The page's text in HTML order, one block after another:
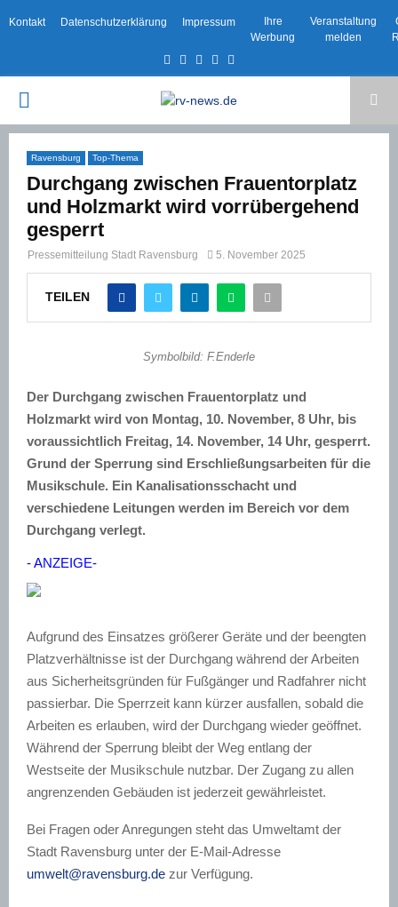
Kontakt Datenschutzerklärung Impressum
Ihre
Werbung
Veranstaltung
melden
Facebook
TwitterInstagram
Email
PRIMARY
MENU
Ravensburg Top-Thema
Durchgang zwischen Frauentorplatz
und Holzmarkt wird vorrübergehend
gesperrt
Pressemitteilung Stadt Ravensburg 5. November 2025
TEILEN
Symbolbild: F.Enderle
Der Durchgang zwischen Frauentorplatz und
Holzmarkt wird von Montag, 10. November, 8 Uhr, bis
voraussichtlich Freitag, 14. November, 14 Uhr, gesperrt.
Grund der Sperrung sind Erschließungsarbeiten für die
Musikschule. Ein Kanalisationsschacht und
verschiedene Leitungen werden im Bereich vor dem
Durchgang verlegt.
- ANZEIGE-
Aufgrund des Einsatzes größerer Geräte und der beengten
Platzverhältnisse ist der Durchgang während der Arbeiten
aus Sicherheitsgründen für Fußgänger und Radfahrer nicht
passierbar. Die Sperrzeit kann kürzer ausfallen, sobald die
Arbeiten es erlauben, wird der Durchgang wieder geöffnet.
Während der Sperrung bleibt der Weg entlang der
Westseite der Musikschule nutzbar. Der Zugang zu allen
angrenzenden Gebäuden ist jederzeit gewährleistet.
Bei Fragen oder Anregungen steht das Umweltamt der
Stadt Ravensburg unter der E-Mail-Adresse
umwelt@ravensburg.de zur Verfügung.